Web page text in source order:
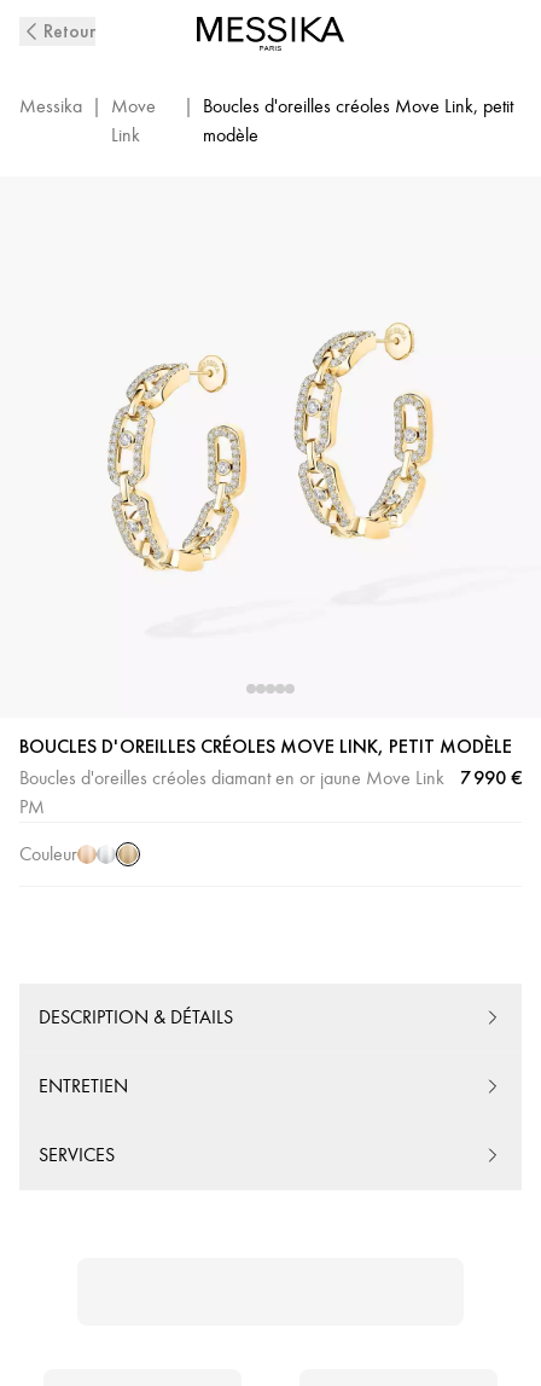
D'Oreilles
Diamant
Retour
Messika |
Move
Link
|
Boucles d'oreilles créoles Move Link, petit
modèle
BOUCLES D'OREILLES CRÉOLES MOVE LINK, PETIT MODÈLE
Boucles d'oreilles créoles diamant en or jaune Move Link
PM
7 990 €
Couleur
Or
Or
Jaune
DESCRIPTION & DÉTAILS
ENTRETIEN
SERVICES